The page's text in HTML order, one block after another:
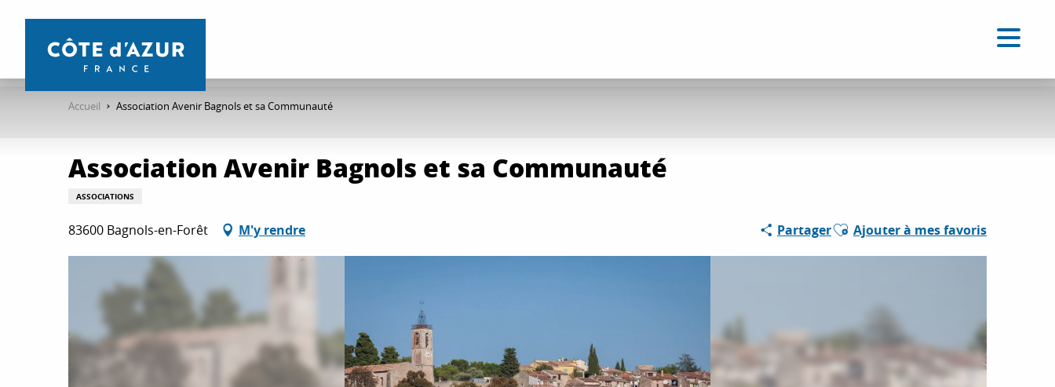
contenu
Accueil Association Avenir Bagnols et sa Communauté
Association Avenir Bagnols et sa Communauté
ASSOCIATIONS
83600 Bagnols-en-Forêt M'y rendre PartagerAjouter aux favoris
Ajouter à mes favoris